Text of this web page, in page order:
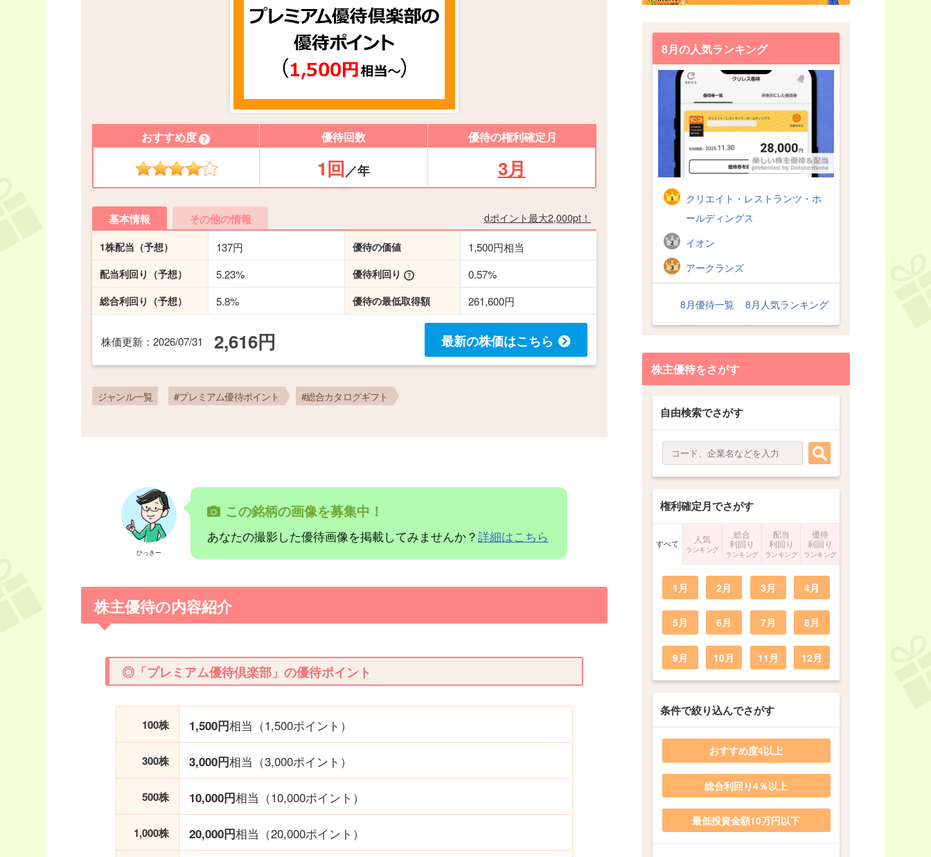
おすすめ度 優待回数 優待の権利確定月
1回／年 3月
基本情報 その他の情報 dポイント最大2,000pt！
1株配当 （予想） 137円 優待の価値 1,500円相当
配当利回り （予想） 5.23% 優待利回り 0.57%
総合利回り （予想） 5.8% 優待の最低取得額 261,600円
2,616円
株価更新：2026/07/31 最新の株価はこちら
ジャンル一覧 #プレミアム優待ポイント #総合カタログギフト
ひっきー
この銘柄の画像を募集中！
あなたの撮影した優待画像を掲載してみませんか？詳細はこちら
株主優待の内容紹介
◎「プレミアム優待倶楽部」の優待ポイント
100株 1,500円相当（1,500ポイント）
300株 3,000円相当（3,000ポイント）
500株 10,000円相当（10,000ポイント）
1,000株 20,000円相当（20,000ポイント）
8月の人気ランキング
クリエイト・レストランツ・ホ
ールディングス
イオン
アークランズ
8月優待一覧 8月人気ランキング
株主優待をさがす
自由検索でさがす
権利確定月でさがす
すべて 人気
ランキング
総合
利回り
ランキング
配当
利回り
ランキング
優待
利回り
ランキング
1月 2月 3月 4月
5月 6月 7月 8月
9月 10月 11月 12月
条件で絞り込んでさがす
おすすめ度4以上
総合利回り4％以上
最低投資金額10万円以下